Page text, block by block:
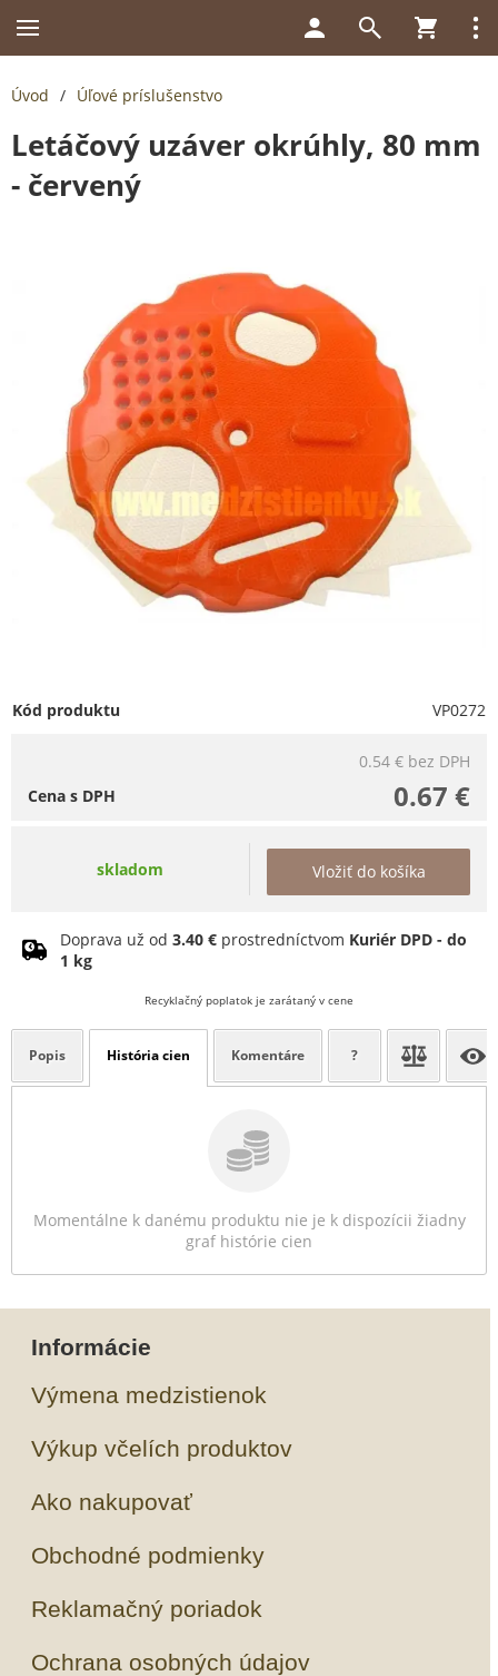
Úvod / Úľové príslušenstvo
Letáčový uzáver okrúhly, 80 mm
- červený
Kód produktu VP0272
0.54 € bez DPH
0.67 €
Cena s DPH
skladom Vložiť do košíka
Doprava už od 3.40 € prostredníctvom Kuriér DPD - do
1 kg
Recyklačný poplatok je zarátaný v cene
Popis História cien Komentáre ?
Momentálne k danému produktu nie je k dispozícii žiadny
graf histórie cien
Informácie
Výmena medzistienok
Výkup včelích produktov
Ako nakupovať
Obchodné podmienky
Reklamačný poriadok
Ochrana osobných údajov